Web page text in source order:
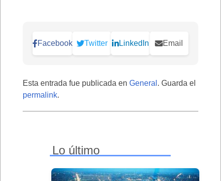
Facebook Twitter LinkedIn Email
Esta entrada fue publicada en General . Guarda el
permalink.
Lo último